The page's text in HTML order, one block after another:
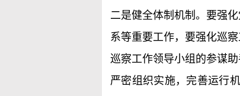
二是健全体制机制。要强
系等重要工作，要强化巡
巡察工作领导小组的参谋
严密组织实施，完善运行